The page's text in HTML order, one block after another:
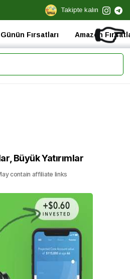
Takipte kalın
👉
Günün Fırsatları Amazon
Büyük Yatırımlar
contain affiliate links